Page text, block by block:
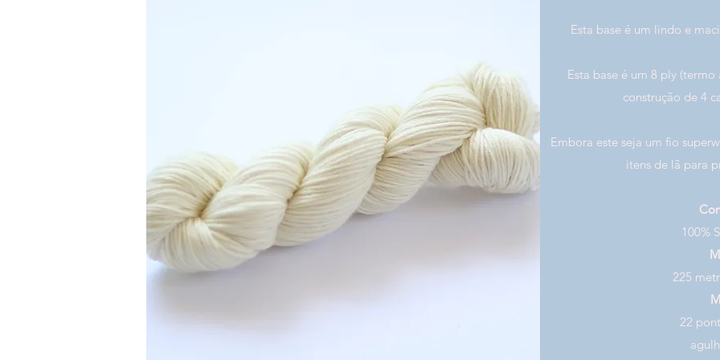
Esta base é um lindo e
Esta base é um 8 ply
construção de 4
Embora este seja um fio
itens de lã para
100%
225
22